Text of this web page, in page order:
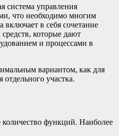
система управления
что необходимо многим
включает в себя сочетание
которые дают
и процессами в
вариантом, как для
отдельного участка.
функций. Наиболее